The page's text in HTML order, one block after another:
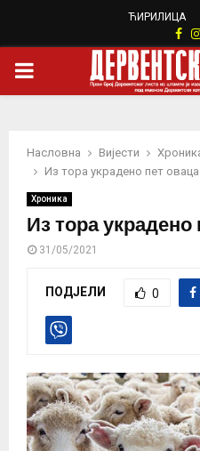
ЋИРИЛИЦА
PRIMARY
Насловна Вијести
Из тора украдено пет оваца
Хроника
Из тора украдено
31/05/2021
ПОДЈЕЛИ 0